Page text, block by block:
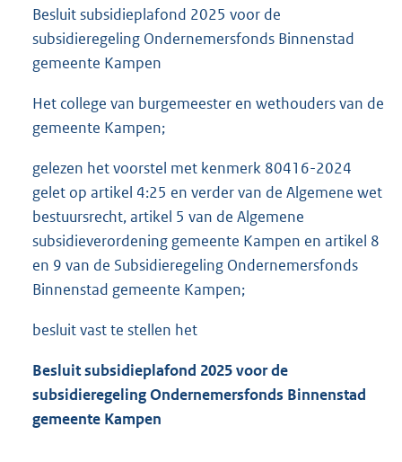
Besluit subsidieplafond 2025 voor de
subsidieregeling Ondernemersfonds Binnenstad
gemeente Kampen
Het college van burgemeester en wethouders van de
gemeente Kampen;
gelezen het voorstel met kenmerk 80416-2024
gelet op artikel 4:25 en verder van de Algemene wet
bestuursrecht, artikel 5 van de Algemene
subsidieverordening gemeente Kampen en artikel 8
en 9 van de Subsidieregeling Ondernemersfonds
Binnenstad gemeente Kampen;
besluit vast te stellen het
Besluit subsidieplafond 2025 voor de
subsidieregeling Ondernemersfonds Binnenstad
gemeente Kampen